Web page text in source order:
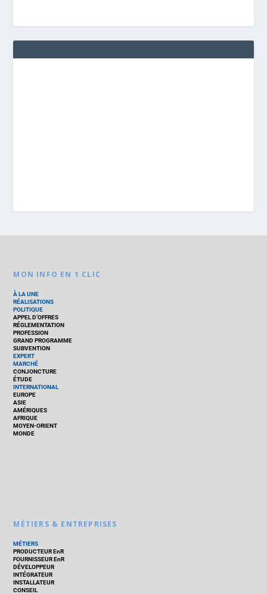
MON INFO EN 1 CLIC
À LA UNE
RÉALISATIONS
POLITIQUE
APPEL D’OFFRES
RÉGLEMENTATION
PROFESSION
GRAND PROGRAMME
SUBVENTION
EXPERT
MARCHÉ
CONJONCTURE
ÉTUDE
INTERNATIONAL
EUROPE
ASIE
AMÉRIQUES
AFRIQUE
MOYEN-ORIENT
MONDE
MÉTIERS & ENTREPRISES
MÉTIERS
PRODUCTEUR EnR
FOURNISSEUR EnR
DÉVELOPPEUR
INTÉGRATEUR
INSTALLATEUR
CONSEIL